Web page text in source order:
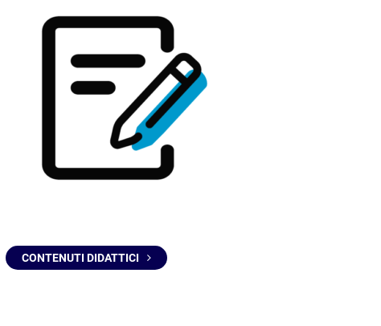
CONTENUTI DIDATTICI